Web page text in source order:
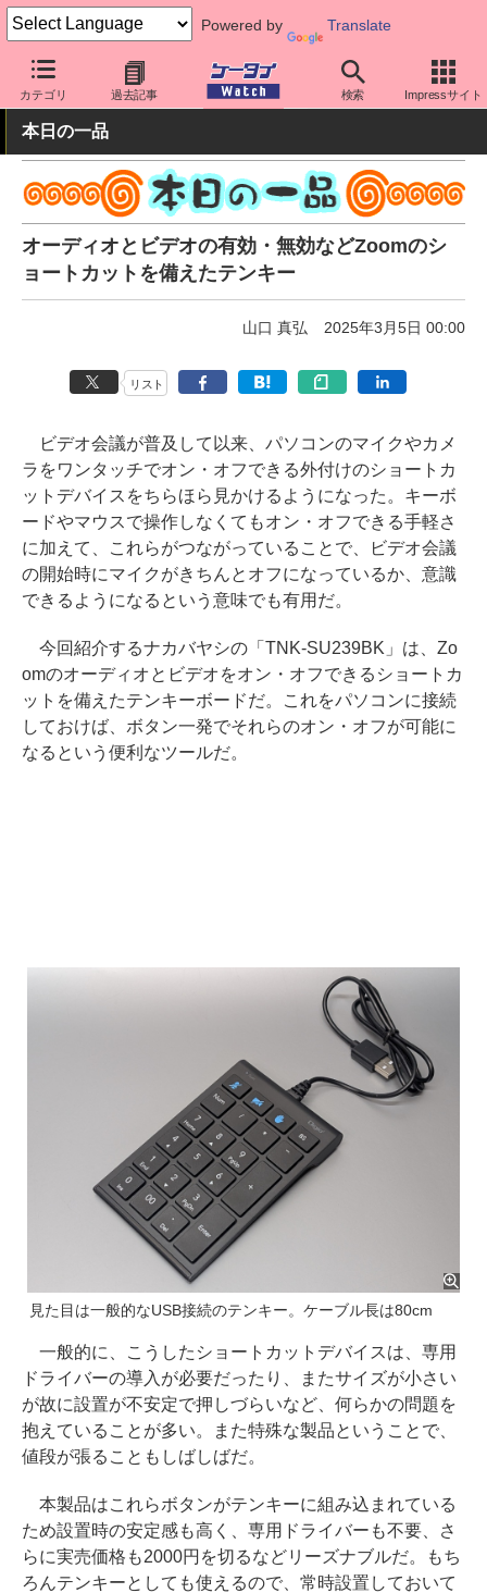
Powered by Translate
カテゴリ 過去記事 検索 Impressサイト
ケータイ Watch 周辺機器/アクセサリー
本日の一品
オーディオとビデオの有効・無効などZoomのシ
ョートカットを備えたテンキー
山口 真弘 2025年3月5日 00:00
リスト
ビデオ会議が普及して以来、パソコンのマイクやカメ
ラをワンタッチでオン・オフできる外付けのショートカ
ットデバイスをちらほら見かけるようになった。キーボ
ードやマウスで操作しなくてもオン・オフできる手軽さ
に加えて、これらがつながっていることで、ビデオ会議
の開始時にマイクがきちんとオフになっているか、意識
できるようになるという意味でも有用だ。
今回紹介するナカバヤシの「TNK-SU239BK」は、Zo
omのオーディオとビデオをオン・オフできるショートカ
ットを備えたテンキーボードだ。これをパソコンに接続
しておけば、ボタン一発でそれらのオン・オフが可能に
なるという便利なツールだ。
見た目は一般的なUSB接続のテンキー。ケーブル長は80cm
一般的に、こうしたショートカットデバイスは、専用
ドライバーの導入が必要だったり、またサイズが小さい
が故に設置が不安定で押しづらいなど、何らかの問題を
抱えていることが多い。また特殊な製品ということで、
値段が張ることもしばしばだ。
本製品はこれらボタンがテンキーに組み込まれている
ため設置時の安定感も高く、専用ドライバーも不要、さ
らに実売価格も2000円を切るなどリーズナブルだ。もち
ろんテンキーとしても使えるので、常時設置しておいて